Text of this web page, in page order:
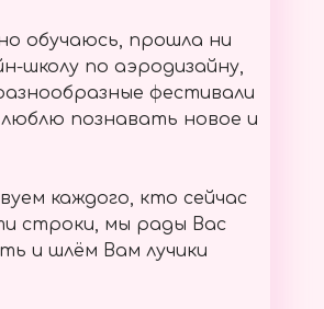
обучаюсь, прошла ни
школу по аэродизайну,
фестивали
люблю познавать новое и
каждого, кто сейчас
строки, мы рады Вас
и шлём Вам лучики